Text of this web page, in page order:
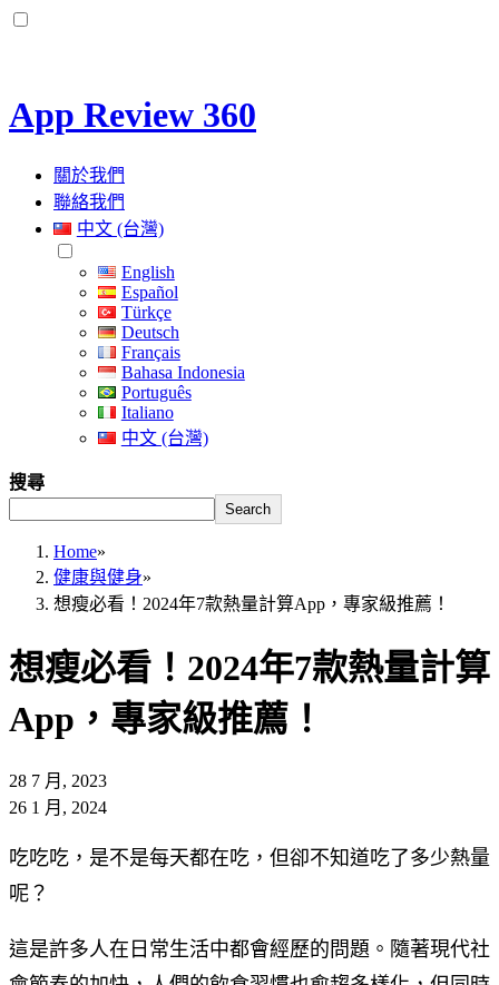
App Review 360
關於我們
聯絡我們
中文 (台灣)
English
Español
Türkçe
Deutsch
Français
Bahasa Indonesia
Português
Italiano
中文 (台灣)
搜尋
Search
Home»
健康與健身»
想瘦必看！2024年7款熱量計算App，專家級推薦！
想瘦必看！2024年7款熱量計算
App，專家級推薦！
28 7 月, 2023
26 1 月, 2024
吃吃吃，是不是每天都在吃，但卻不知道吃了多少熱量
呢？
這是許多人在日常生活中都會經歷的問題。隨著現代社